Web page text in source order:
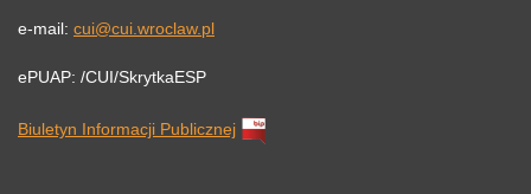
e-mail: cui@cui.wroclaw.pl
ePUAP: /CUI/SkrytkaESP
Biuletyn Informacji Publicznej